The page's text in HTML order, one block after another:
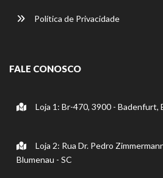
Política de Privacidade
FALE CONOSCO
Loja 1: Br-470, 3900 - Badenfurt,
Loja 2: Rua Dr. Pedro
Blumenau - SC